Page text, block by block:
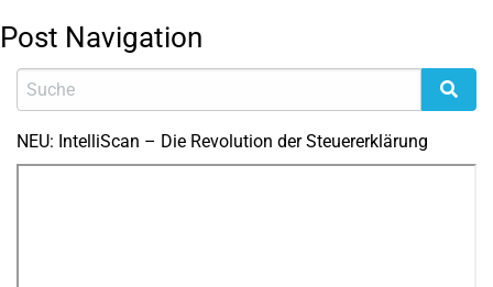
Post Navigation
NEU: IntelliScan – Die Revolution der Steuererklärung